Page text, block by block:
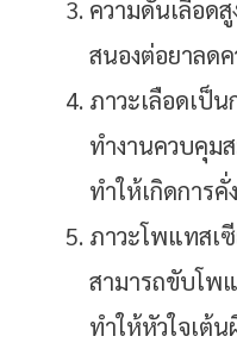
ความดันเลือด
สนองต่อยาลด
ภาวะเลือดเป็น
ทำงานควบคุม
ทำให้เกิดการคั่
ภาวะโพแทสเ
สามารถขับโพ
ทำให้หัวใจเต้